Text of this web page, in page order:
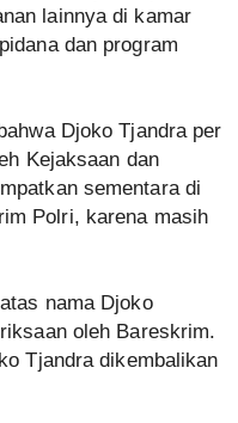
lainnya di kamar
dan program
Djoko Tjandra per
Kejaksaan dan
sementara di
Polri, karena masih
nama Djoko
oleh Bareskrim.
Tjandra dikembalikan